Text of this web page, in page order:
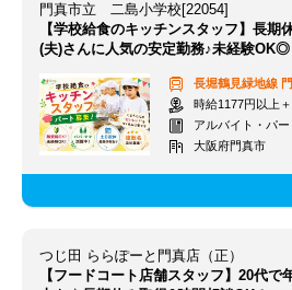
門真市立 二島小学校[22054]
【学校給食のキッチンスタッフ】長期
(夫)さんに人気の安定勤務♪未経験OK◎
長堀鶴見緑地線
時給1177円以上
アルバイト・パー
大阪府門真市
つじ田 ららぽーと門真店（正）
【フードコート店舗スタッフ】20代で